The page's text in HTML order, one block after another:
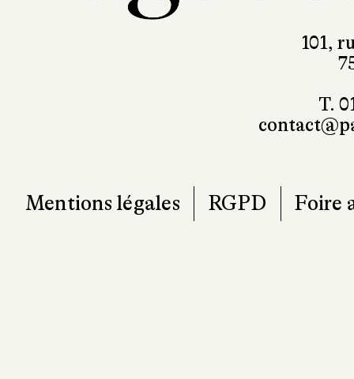
101,
T.
Mentions légales RGPD Foire